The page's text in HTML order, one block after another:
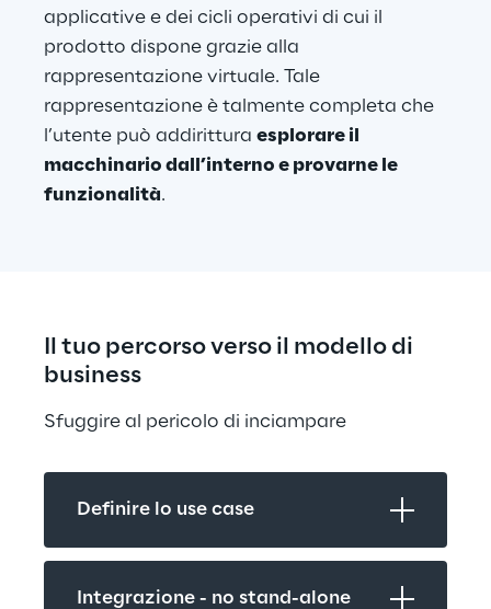
applicative e dei cicli operativi di cui il
prodotto dispone grazie alla
rappresentazione virtuale. Tale
rappresentazione è talmente completa che
l’utente può addirittura esplorare il
macchinario dall’interno e provarne le
funzionalità.
Il tuo percorso verso il modello di
business
Sfuggire al pericolo di inciampare
Definire lo use case
Integrazione - no stand-alone